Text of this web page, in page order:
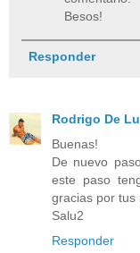
Besos!
Responder
Rodrigo De
Buenas!
De nuevo
este paso
gracias por tus
Salu2
Responder